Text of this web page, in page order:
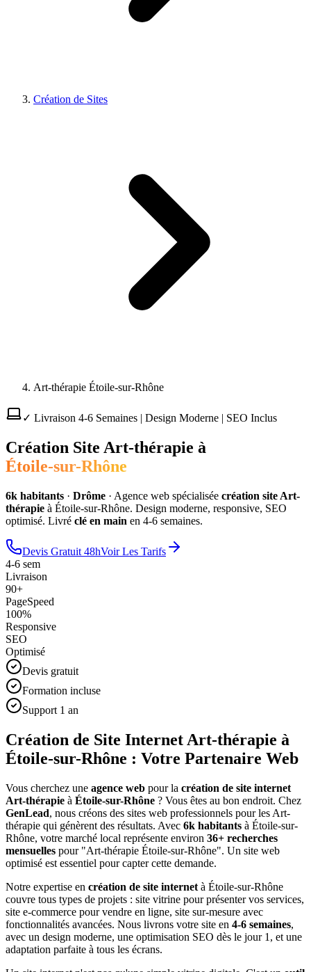
Création de Sites
Art-thérapie Étoile-sur-Rhône
✓ Livraison 4-6 Semaines | Design Moderne | SEO Inclus
Création Site Art-thérapie à
Étoile-sur-Rhône
6k habitants · Drôme · Agence web spécialisée création site Art-
thérapie à Étoile-sur-Rhône. Design moderne, responsive, SEO
optimisé. Livré clé en main en 4-6 semaines.
Devis Gratuit 48hVoir Les Tarifs
4-6 sem
Livraison
90+
PageSpeed
100%
Responsive
SEO
Optimisé
Devis gratuit
Formation incluse
Support 1 an
Création de Site Internet Art-thérapie à
Étoile-sur-Rhône : Votre Partenaire Web
Vous cherchez une agence web pour la création de site internet
Art-thérapie à Étoile-sur-Rhône ? Vous êtes au bon endroit. Chez
GenLead, nous créons des sites web professionnels pour les Art-
thérapie qui génèrent des résultats. Avec 6k habitants à Étoile-sur-
Rhône, votre marché local représente environ 36+ recherches
mensuelles pour "Art-thérapie Étoile-sur-Rhône". Un site web
optimisé est essentiel pour capter cette demande.
Notre expertise en création de site internet à Étoile-sur-Rhône
couvre tous types de projets : site vitrine pour présenter vos services,
site e-commerce pour vendre en ligne, site sur-mesure avec
fonctionnalités avancées. Nous livrons votre site en 4-6 semaines,
avec un design moderne, une optimisation SEO dès le jour 1, et une
adaptation parfaite à tous les écrans.